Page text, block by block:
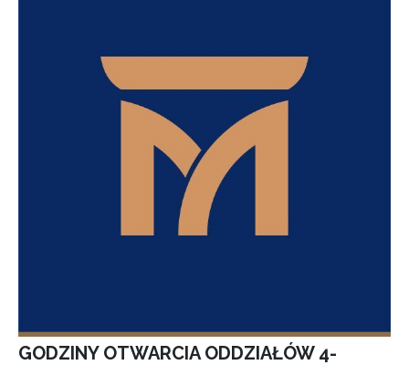
GODZINY OTWARCIA ODDZIAŁÓW 4-